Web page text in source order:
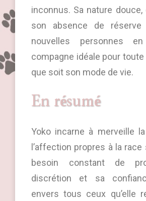
inconnus. Sa nature
son absence de
nouvelles personnes
compagne idéale pour
que soit son mode de vie.
En résumé
Yoko incarne à merveille
l’affection propres à la race
besoin constant de
discrétion et sa
envers tous ceux qu’elle